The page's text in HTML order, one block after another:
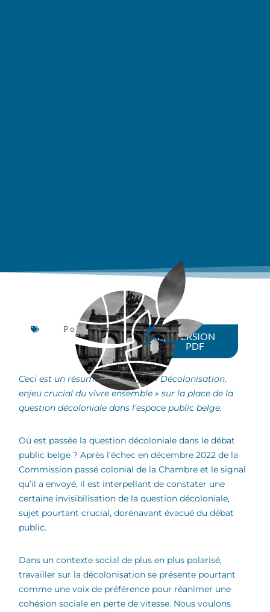
Policy brief
VERSION
PDF
Ceci est un résumé de l’analyse « Décolonisation,
enjeu crucial du vivre ensemble » sur la place de la
question décoloniale dans l’espace public belge.
Où est passée la question décoloniale dans le débat
public belge ? Après l’échec en décembre 2022 de la
Commission passé colonial de la Chambre et le signal
qu’il a envoyé, il est interpellant de constater une
certaine invisibilisation de la question décoloniale,
sujet pourtant crucial, dorénavant évacué du débat
public.
Dans un contexte social de plus en plus polarisé,
travailler sur la décolonisation se présente pourtant
comme une voix de préférence pour réanimer une
cohésion sociale en perte de vitesse. Nous voulons